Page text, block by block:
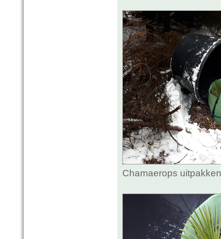
Chamaerops